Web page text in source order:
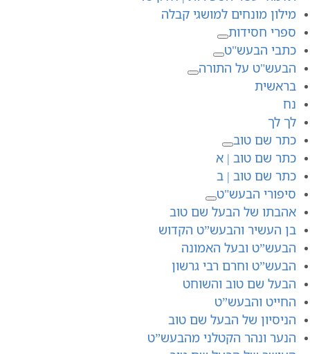
מילון מונחים למושגי קבלה
ספרי חסידות
כתבי הבעש"ט
הבעש"ט על התורה
בראשית
נח
לך לך
כתר שם טוב
כתר שם טוב | א
כתר שם טוב | ב
סיפורי הבעש"ט
אהבתו של הבעל שם טוב
בן העשיר והבעש”ט הקדוש
הבעש”ט ובעל האמונה
הבעש”ט וחרם רבי גרשון
הבעל שם טוב והשוחט
החייט והבעש”ט
הניסיון של הבעל שם טוב
הנער ונהר הקטלני מהבעש”ט